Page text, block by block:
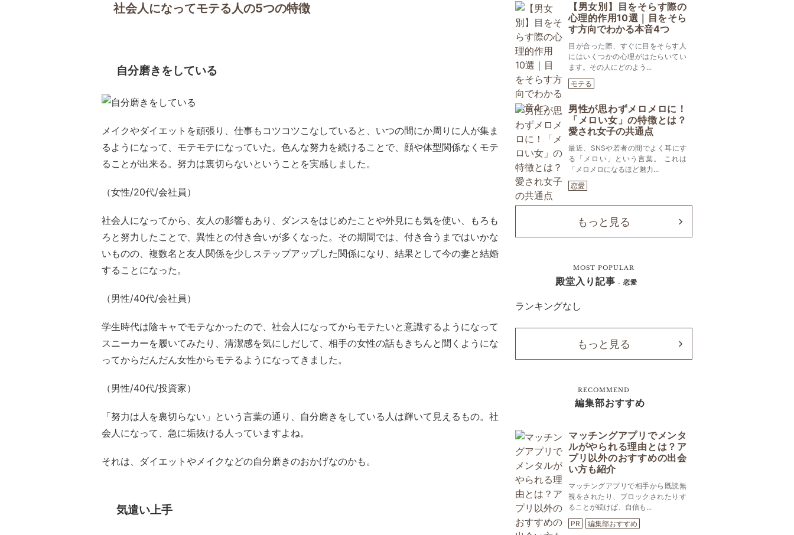
社会人になってモテる人の5つの特徴
自分磨きをしている
メイクやダイエットを頑張り、仕事もコツコツこなしていると、いつの間にか周りに人が集ま
るようになって、モテモテになっていた。色んな努力を続けることで、顔や体型関係なくモテ
ることが出来る。努力は裏切らないということを実感しました。
（女性/20代/会社員）
社会人になってから、友人の影響もあり、ダンスをはじめたことや外見にも気を使い、もろも
ろと努力したことで、異性との付き合いが多くなった。その期間では、付き合うまではいかな
いものの、複数名と友人関係を少しステップアップした関係になり、結果として今の妻と結婚
することになった。
（男性/40代/会社員）
学生時代は陰キャでモテなかったので、社会人になってからモテたいと意識するようになって
スニーカーを履いてみたり、清潔感を気にしだして、相手の女性の話もきちんと聞くようにな
ってからだんだん女性からモテるようになってきました。
（男性/40代/投資家）
「努力は人を裏切らない」という言葉の通り、自分磨きをしている人は輝いて見えるもの。社
会人になって、急に垢抜ける人っていますよね。
それは、ダイエットやメイクなどの自分磨きのおかげなのかも。
気遣い上手
【男女別】目をそらす際の
心理的作用10選｜目をそら
す方向でわかる本音4つ
目が合った際、すぐに目をそらす人
にはいくつかの心理がはたらいてい
ます。その人にどのよう...
モテる
男性が思わずメロメロに！
「メロい女」の特徴とは？
愛され女子の共通点
最近、SNSや若者の間でよく耳にす
る「メロい」という言葉。 これは
「メロメロになるほど魅力...
恋愛
もっと見る
MOST POPULAR
殿堂入り記事 - 恋愛
ランキングなし
もっと見る
RECOMMEND
編集部おすすめ
マッチングアプリでメンタ
ルがやられる理由とは？ア
プリ以外のおすすめの出会
い方も紹介
マッチングアプリで相手から既読無
視をされたり、ブロックされたりす
ることが続けば、自信も...
PR
編集部おすすめ